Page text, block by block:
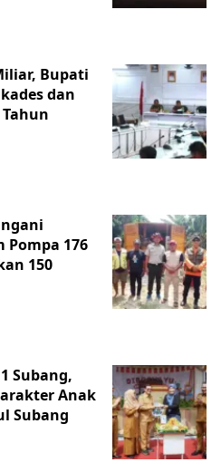
Bupati
dan
Pompa 176
150
Subang,
Anak
Subang